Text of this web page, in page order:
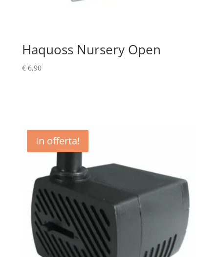
Haquoss Nursery Open
€6,90
In offerta!